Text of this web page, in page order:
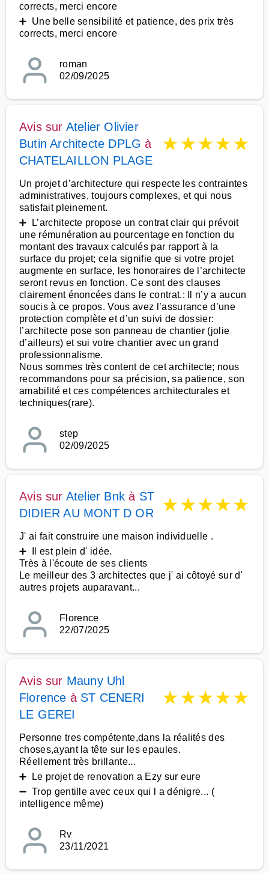
corrects, merci encore
➕ Une belle sensibilité et patience, des prix très
corrects, merci encore
roman
02/09/2025
Avis sur Atelier Olivier
Butin Architecte DPLG à
CHATELAILLON PLAGE
★★★★★
Un projet d’architecture qui respecte les contraintes
administratives, toujours complexes, et qui nous
satisfait pleinement.
➕ L’architecte propose un contrat clair qui prévoit
une rémunération au pourcentage en fonction du
montant des travaux calculés par rapport à la
surface du projet; cela signifie que si votre projet
augmente en surface, les honoraires de l’architecte
seront revus en fonction. Ce sont des clauses
clairement énoncées dans le contrat.: Il n’y a aucun
soucis à ce propos. Vous avez l’assurance d’une
protection complète et d’un suivi de dossier:
l’architecte pose son panneau de chantier (jolie
d’ailleurs) et sui votre chantier avec un grand
professionnalisme.
Nous sommes très content de cet architecte; nous
recommandons pour sa précision, sa patience, son
amabilité et ces compétences architecturales et
techniques(rare).
step
02/09/2025
Avis sur Atelier Bnk à ST
DIDIER AU MONT D OR
★★★★★
J' ai fait construire une maison individuelle .
➕ Il est plein d' idée.
Très à l'écoute de ses clients
Le meilleur des 3 architectes que j' ai côtoyé sur d'
autres projets auparavant...
Florence
22/07/2025
Avis sur Mauny Uhl
Florence à ST CENERI
LE GEREI
★★★★★
Personne tres compétente,dans la réalités des
choses,ayant la tête sur les epaules.
Réellement très brillante...
➕ Le projet de renovation a Ezy sur eure
➖ Trop gentille avec ceux qui l a dénigre... (
intelligence même)
Rv
23/11/2021